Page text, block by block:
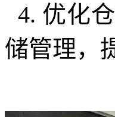
4. 优化
储管理，